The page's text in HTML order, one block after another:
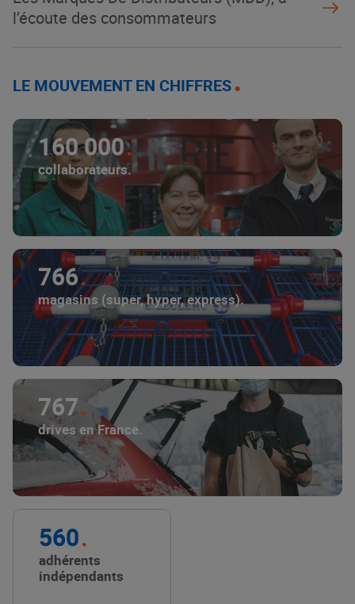
l’écoute des consommateurs
LE MOUVEMENT EN CHIFFRES
160 000
collaborateurs.
766
magasins (super, hyper, express).
767
drives en France.
560
adhérents
indépendants